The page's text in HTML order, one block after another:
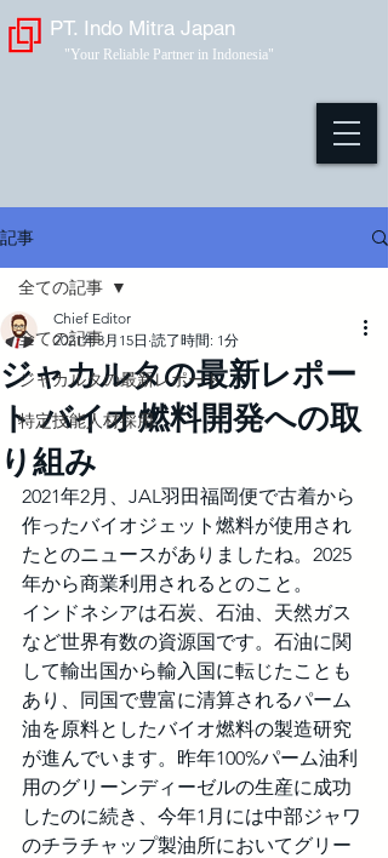
PT. Indo Mitra Japan
"Your Reliable Partner in Indonesia"
記事
全ての記事
ジャカルタの最新レポート
特定技能人材採用
全ての記事
ジャカルタの最新レポー
ト バイオ燃料開発への取
り組み
Chief Editor
2021年3月15日 読了時間: 1分
2021年2月、JAL羽田福岡便で古着から
作ったバイオジェット燃料が使用され
たとのニュースがありましたね。2025
年から商業利用されるとのこと。
インドネシアは石炭、石油、天然ガス
など世界有数の資源国です。石油に関
して輸出国から輸入国に転じたことも
あり、同国で豊富に清算されるパーム
油を原料としたバイオ燃料の製造研究
が進んでいます。昨年100%パーム油利
用のグリーンディーゼルの生産に成功
したのに続き、今年1月には中部ジャワ
のチラチャップ製油所においてグリー